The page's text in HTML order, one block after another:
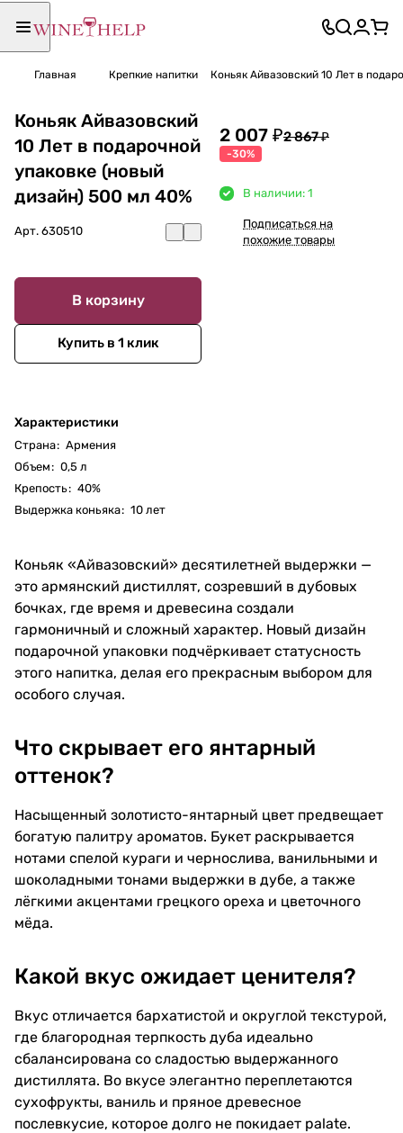
Главная Крепкие напитки Коньяк Айвазовский 10 Лет в
Коньяк Айвазовский
10 Лет в подарочной
упаковке (новый
дизайн) 500 мл 40%
Арт. 630510
В корзину
Купить в 1 клик
Характеристики
Страна: Армения
Объем: 0,5 л
Крепость: 40%
Выдержка коньяка: 10 лет
2 007 ₽2 867 ₽
-30%
В наличии: 1
Подписаться на
похожие товары
Коньяк «Айвазовский» десятилетней выдержки —
это армянский дистиллят, созревший в дубовых
бочках, где время и древесина создали
гармоничный и сложный характер. Новый дизайн
подарочной упаковки подчёркивает статусность
этого напитка, делая его прекрасным выбором для
особого случая.
Что скрывает его янтарный
оттенок?
Насыщенный золотисто-янтарный цвет предвещает
богатую палитру ароматов. Букет раскрывается
нотами спелой кураги и чернослива, ванильными и
шоколадными тонами выдержки в дубе, а также
лёгкими акцентами грецкого ореха и цветочного
мёда.
Какой вкус ожидает ценителя?
Вкус отличается бархатистой и округлой текстурой,
где благородная терпкость дуба идеально
сбалансирована со сладостью выдержанного
дистиллята. Во вкусе элегантно переплетаются
сухофрукты, ваниль и пряное древесное
послевкусие, которое долго не покидает palate.